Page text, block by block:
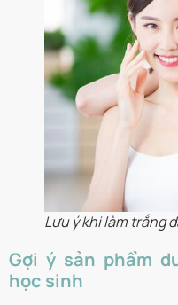
Lưu ý khi làm trắng
Gợi ý sản phẩm
học sinh